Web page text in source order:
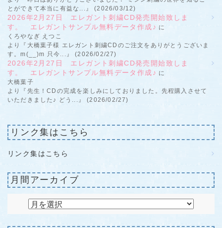
とができて本当に有益な...』 (2026/03/12)
2026年2月27日 エレガント刺繍CD発売開始致しま
す。 エレガントサンプル無料データ作成♪ に
くろやなぎ えつこ
より『大橋葉子様 エレガント刺繍CDのご注文をありがとうございま
す。m(__)m 只今...』 (2026/02/27)
2026年2月27日 エレガント刺繍CD発売開始致しま
す。 エレガントサンプル無料データ作成♪ に
大橋葉子
より『先生！CDの完成を楽しみにしておりました。先程購入させて
いただきました♪ どう...』 (2026/02/27)
リンク集はこちら
リンク集はこちら
月間アーカイブ